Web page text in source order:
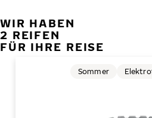
WIR HABEN
2 REIFEN
FÜR IHRE REISE
Sommer